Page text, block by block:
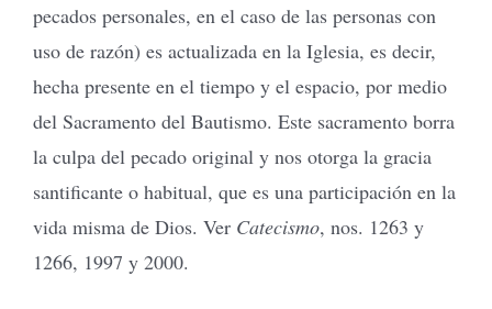
pecados personales, en el caso de las personas con
uso de razón) es actualizada en la Iglesia, es decir,
hecha presente en el tiempo y el espacio, por medio
del Sacramento del Bautismo. Este sacramento borra
la culpa del pecado original y nos otorga la gracia
santificante o habitual, que es una participación en la
vida misma de Dios. Ver Catecismo, nos. 1263 y
1266, 1997 y 2000.